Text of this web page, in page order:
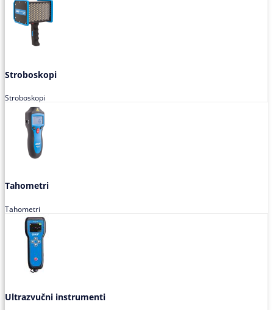
Stroboskopi
Stroboskopi
Tahometri
Tahometri
Ultrazvučni instrumenti